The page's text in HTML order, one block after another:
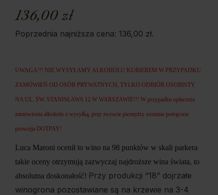
136,00zł
Poprzednia najniższa cena: 136,00 zł.
UWAGA!!! NIE WYSYŁAMY ALKOHOLU KURIEREM W PRZYPADKU
ZAMÓWIEŃ OD OSÓB PRYWATNYCH, TYLKO ODBIÓR OSOBISTY
NA UL. ŚW. STANISŁAWA 12 W WARSZAWIE!!! W przypadku opłacenia
zamówienia alkoholu z wysyłką, przy zwrocie pieniędzy zostanie potrącona
prowizja DOTPAY!
Luca Maroni ocenił to wino na 98 punktów w skali parkera
takie oceny otrzymują zazwyczaj najdroższe wina świata, to
absolutna doskonałość! Przy produkcji “18” dojrzałe
winogrona pozostawiane są na krzewie na 3-4